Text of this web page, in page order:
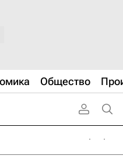
Общество